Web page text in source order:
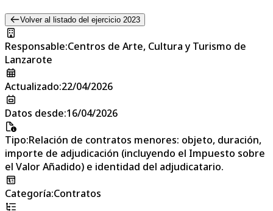
Volver al listado del ejercicio 2023
Responsable:Centros de Arte, Cultura y Turismo de
Lanzarote
Actualizado:22/04/2026
Datos desde:16/04/2026
Tipo:Relación de contratos menores: objeto, duración,
importe de adjudicación (incluyendo el Impuesto sobre
el Valor Añadido) e identidad del adjudicatario.
Categoría:Contratos